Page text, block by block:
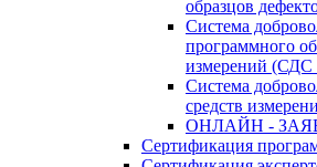
образцов
Система
программного
измерений
Система
средств
ОНЛАЙН -
Сертификация